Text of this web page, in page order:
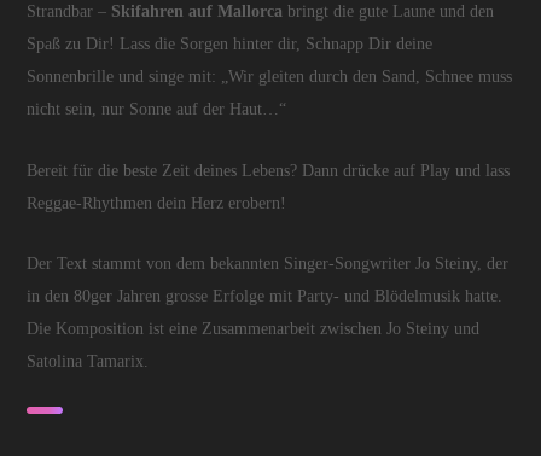
Strandbar – Skifahren auf Mallorca bringt die gute Laune und den
Spaß zu Dir! Lass die Sorgen hinter dir, Schnapp Dir deine
Sonnenbrille und singe mit: „Wir gleiten durch den Sand, Schnee muss
nicht sein, nur Sonne auf der Haut…“
Bereit für die beste Zeit deines Lebens? Dann drücke auf Play und lass
Reggae-Rhythmen dein Herz erobern!
Der Text stammt von dem bekannten Singer-Songwriter Jo Steiny, der
in den 80ger Jahren grosse Erfolge mit Party- und Blödelmusik hatte.
Die Komposition ist eine Zusammenarbeit zwischen Jo Steiny und
Satolina Tamarix.